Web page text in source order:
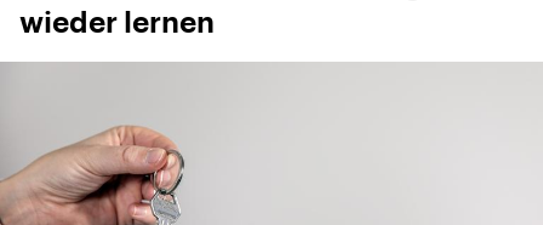
wieder lernen